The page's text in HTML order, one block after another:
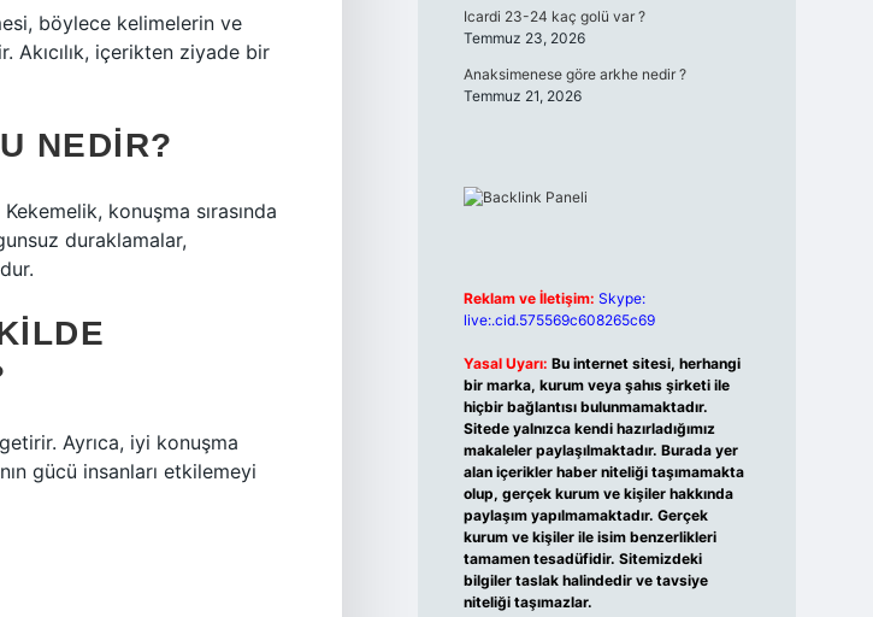
böylece kelimelerin ve
Akıcılık, içerikten ziyade bir
NEDIR?
konuşma sırasında
duraklamalar,
Ayrıca, iyi konuşma
gücü insanları etkilemeyi
Icardi 23-24 kaç golü var ?
Temmuz 23, 2026
Anaksimenese göre arkhe nedir ?
Temmuz 21, 2026
Reklam ve İletişim: Skype:
live:.cid.575569c608265c69
Yasal Uyarı: Bu internet sitesi, herhangi
bir marka, kurum veya şahıs şirketi ile
hiçbir bağlantısı bulunmamaktadır.
Sitede yalnızca kendi hazırladığımız
makaleler paylaşılmaktadır. Burada yer
alan içerikler haber niteliği taşımamakta
olup, gerçek kurum ve kişiler hakkında
paylaşım yapılmamaktadır. Gerçek
kurum ve kişiler ile isim benzerlikleri
tamamen tesadüfidir. Sitemizdeki
bilgiler taslak halindedir ve tavsiye
niteliği taşımazlar.